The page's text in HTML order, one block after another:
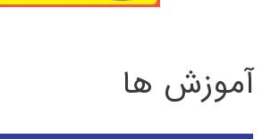
آموزش ها